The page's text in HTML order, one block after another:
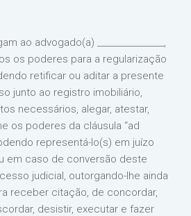
ao advogado(a) ________________,
os poderes para a regularização
retificar ou aditar a presente
junto ao registro imobiliário,
necessários, alegar, atestar,
os poderes da cláusula “ad
representá-lo(s) em juízo
em caso de conversão deste
judicial, outorgando-lhe ainda
receber citação, de concordar,
desistir, executar e fazer